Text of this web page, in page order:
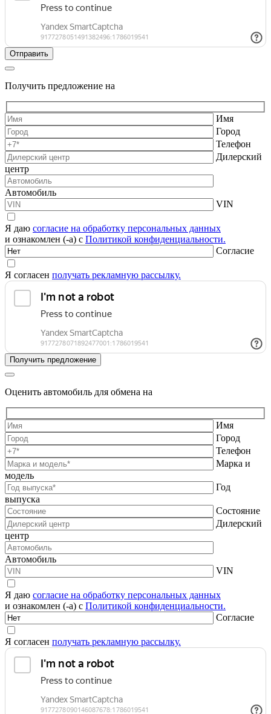
Получить предложение на
Имя
Город
Телефон
Дилерский
центр
Автомобиль
VIN
Я даю согласие на обработку персональных данных
и ознакомлен (-а) с Политикой конфиденциальности.
Согласие
Я согласен получать рекламную рассылку.
Оценить автомобиль для обмена на
Имя
Город
Телефон
Марка и
модель
Год
выпуска
Состояние
Дилерский
центр
Автомобиль
VIN
Я даю согласие на обработку персональных данных
и ознакомлен (-а) с Политикой конфиденциальности.
Согласие
Я согласен получать рекламную рассылку.